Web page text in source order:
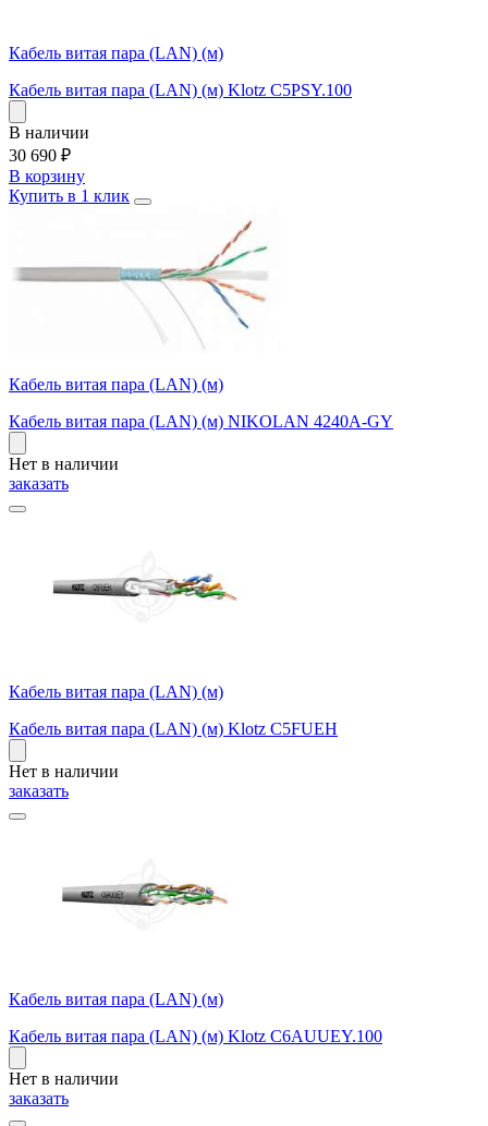
Кабель витая пара (LAN) (м)
Кабель витая пара (LAN) (м) Klotz C5PSY.100
В наличии
30 690 ₽
В корзину
Купить в 1 клик
Кабель витая пара (LAN) (м)
Кабель витая пара (LAN) (м) NIKOLAN 4240A-GY
Нет в наличии
заказать
Кабель витая пара (LAN) (м)
Кабель витая пара (LAN) (м) Klotz C5FUEH
Нет в наличии
заказать
Кабель витая пара (LAN) (м)
Кабель витая пара (LAN) (м) Klotz C6AUUEY.100
Нет в наличии
заказать